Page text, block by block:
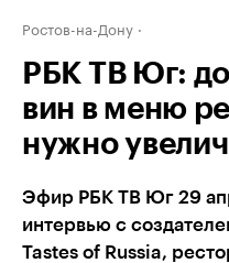
Ростов-на-Дону
РБК ТВ Юг:
вин в меню
нужно
Эфир РБК ТВ Юг 29
интервью с
Tastes of Russia,